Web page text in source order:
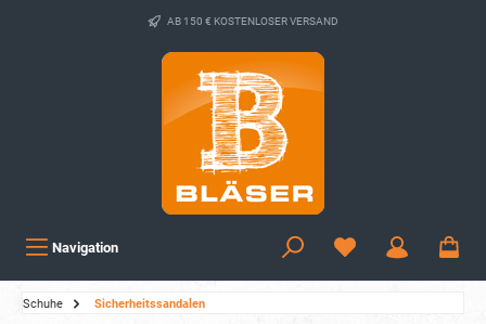
AB 150 € KOSTENLOSER VERSAND
Navigation
Schuhe Sicherheitssandalen